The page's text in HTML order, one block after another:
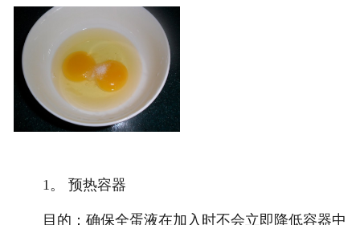
1。 预热容器
目的：确保全蛋液在加入时不会立即降低容器中